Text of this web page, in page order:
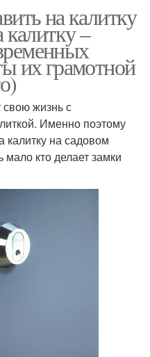
на калитку
–
их грамотной
свою жизнь с
Именно поэтому
на садовом
кто делает замки